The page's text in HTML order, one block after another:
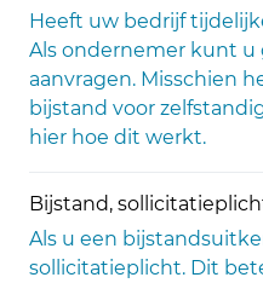
Heeft uw bedrijf
Als ondernemer kunt
aanvragen. Misschien
bijstand voor
hier hoe dit werkt.
Bijstand,
Als u een
sollicitatieplicht. Dit